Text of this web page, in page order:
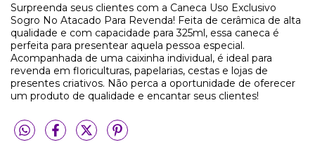
Surpreenda seus clientes com a Caneca Uso Exclusivo
Sogro No Atacado Para Revenda! Feita de cerâmica de alta
qualidade e com capacidade para 325ml, essa caneca é
perfeita para presentear aquela pessoa especial.
Acompanhada de uma caixinha individual, é ideal para
revenda em floriculturas, papelarias, cestas e lojas de
presentes criativos. Não perca a oportunidade de oferecer
um produto de qualidade e encantar seus clientes!